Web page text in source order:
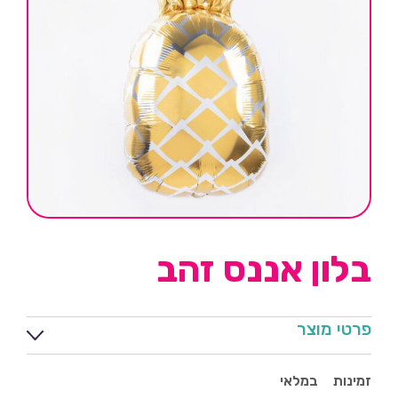
בלון אננס זהב
פרטי מוצר
זמינות במלאי